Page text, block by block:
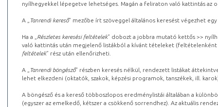
nyílhegyekkel lépegetve lehetséges. Magán a feliraton való kattintás az
A „ Tanrendi kereső” mezőbe írt szöveggel általános keresést végezhet
Ha a „ Részletes keresési feltételek” dobozt a jobbra mutató kettős >>
való kattintás után megjelenő listákból a kívánt tételeket (feltételenként
feltételek” rész után ellenőrizheti.
A „ Tanrendi böngésző” részben keresés nélkül, rendezett listákat
lehet elkezdeni (oktatók, szakok, képzési programok, tanszékek, ill.
A böngésző és a kereső többoszlopos eredménylistái általában a
(egyszer az emelkedő, kétszer a csökkenő sorrendhez). Az aktuális